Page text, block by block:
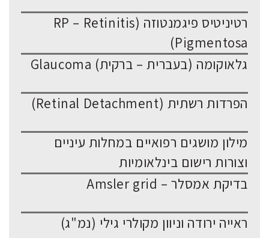
רטיניטיס פיגמנטוזה (RP – Retinitis
Pigmentosa)
גלאוקומה (בעברית – ברקית) Glaucoma
הפרדות רשתית (Retinal Detachment)
מילון מושגים רפואיים במחלות עיניים
וצורות רישום בינלאומיות
בדיקת אמסלר – Amsler grid
ראייה ירודה וניוון מקולרי גילי (נמ"ג)